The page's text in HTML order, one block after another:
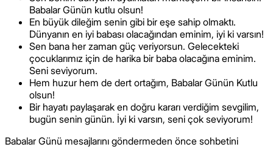
Babalar Günün kutlu olsun!
En büyük dileğim senin gibi bir eşe sahip olmaktı.
Dünyanın en iyi babası olacağından eminim, iyi ki varsın!
Sen bana her zaman güç veriyorsun. Gelecekteki
çocuklarımız için de harika bir baba olacağına eminim.
Seni seviyorum.
Hem huzur hem de dert ortağım, Babalar Günün Kutlu
olsun!
Bir hayatı paylaşarak en doğru kararı verdiğim sevgilim,
bugün senin günün. İyi ki varsın, seni çok seviyorum!
Babalar Günü mesajlarını göndermeden önce sohbetini